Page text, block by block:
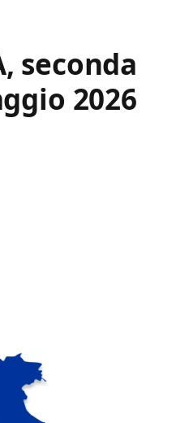
seconda
2026